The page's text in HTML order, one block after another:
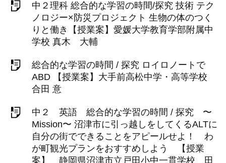
中２理科 総合的な学習の時間/探究 技術 テク
ノロジー×防災プロジェクト 生物の体のつく
りと働き【授業案】愛媛大学教育学部附属中
学校 真木 大輔
総合的な学習の時間 / 探究 ロイロノートで
ABD 【授業案】大手前高松中学・高等学校
合田 意
中２ 英語 総合的な学習の時間 / 探究 〜
Mission〜 沼津市に引っ越しをしてくるALTに
自分の街でできることをアピールせよ！ わ
が町観光プランをおすすめしよう 【授業
案】 静岡県沼津市立戸田小中一貫学校 田